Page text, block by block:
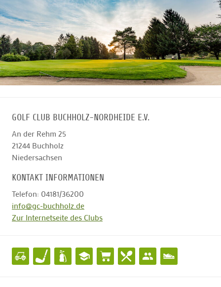
MITGLIEDSCHAFT
GOLF NEWS
GOLFEINSTEIGER
GOLF CLUB BUCHHOLZ-NORDHEIDE E.V.
An der Rehm 25
21244 Buchholz
Niedersachsen
KONTAKT INFORMATIONEN
Telefon: 04181/36200
info@gc-buchholz.de
Zur Internetseite des Clubs